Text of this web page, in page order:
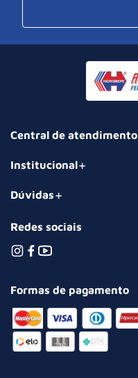
Central de atendimento
Institucional
Dúvidas
Redes sociais
Formas de pagamento